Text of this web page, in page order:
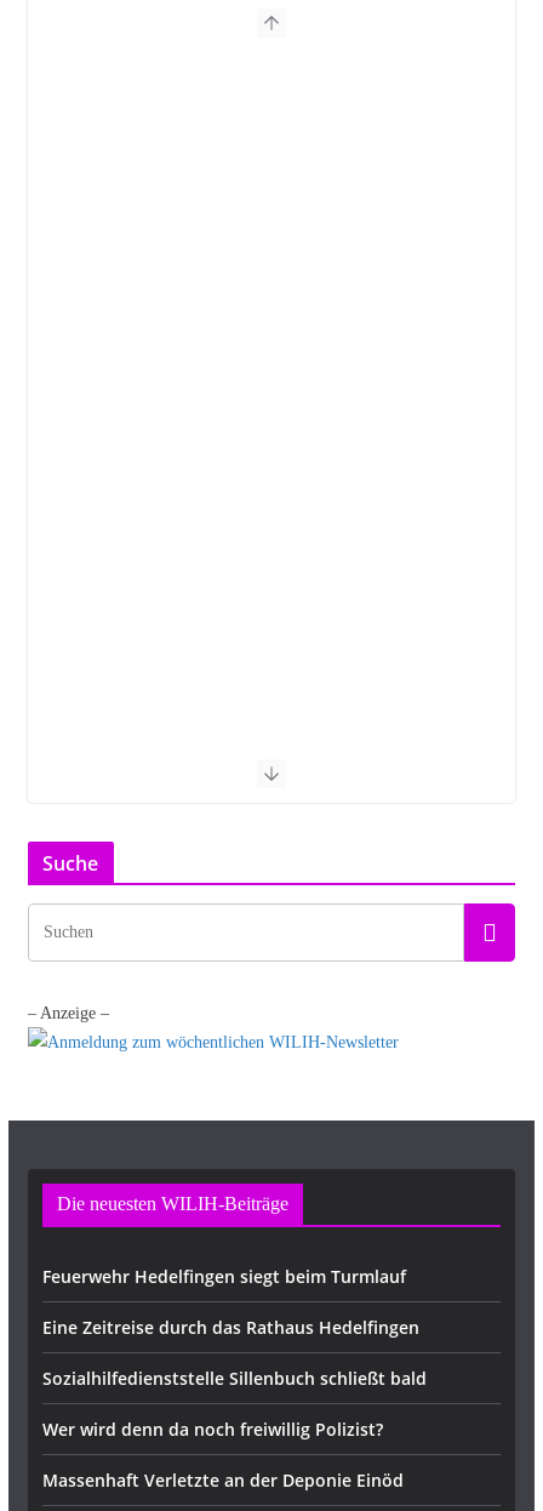
Suche
– Anzeige –
Die neuesten WILIH-Beiträge
Feuerwehr Hedelfingen siegt beim Turmlauf
Eine Zeitreise durch das Rathaus Hedelfingen
Sozialhilfedienststelle Sillenbuch schließt bald
Wer wird denn da noch freiwillig Polizist?
Massenhaft Verletzte an der Deponie Einöd